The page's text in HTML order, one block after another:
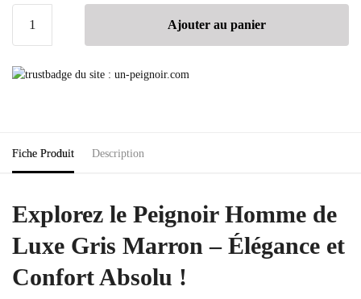
Ajouter au panier
Fiche Produit Description
Explorez le Peignoir Homme de
Luxe Gris Marron – Élégance et
Confort Absolu !